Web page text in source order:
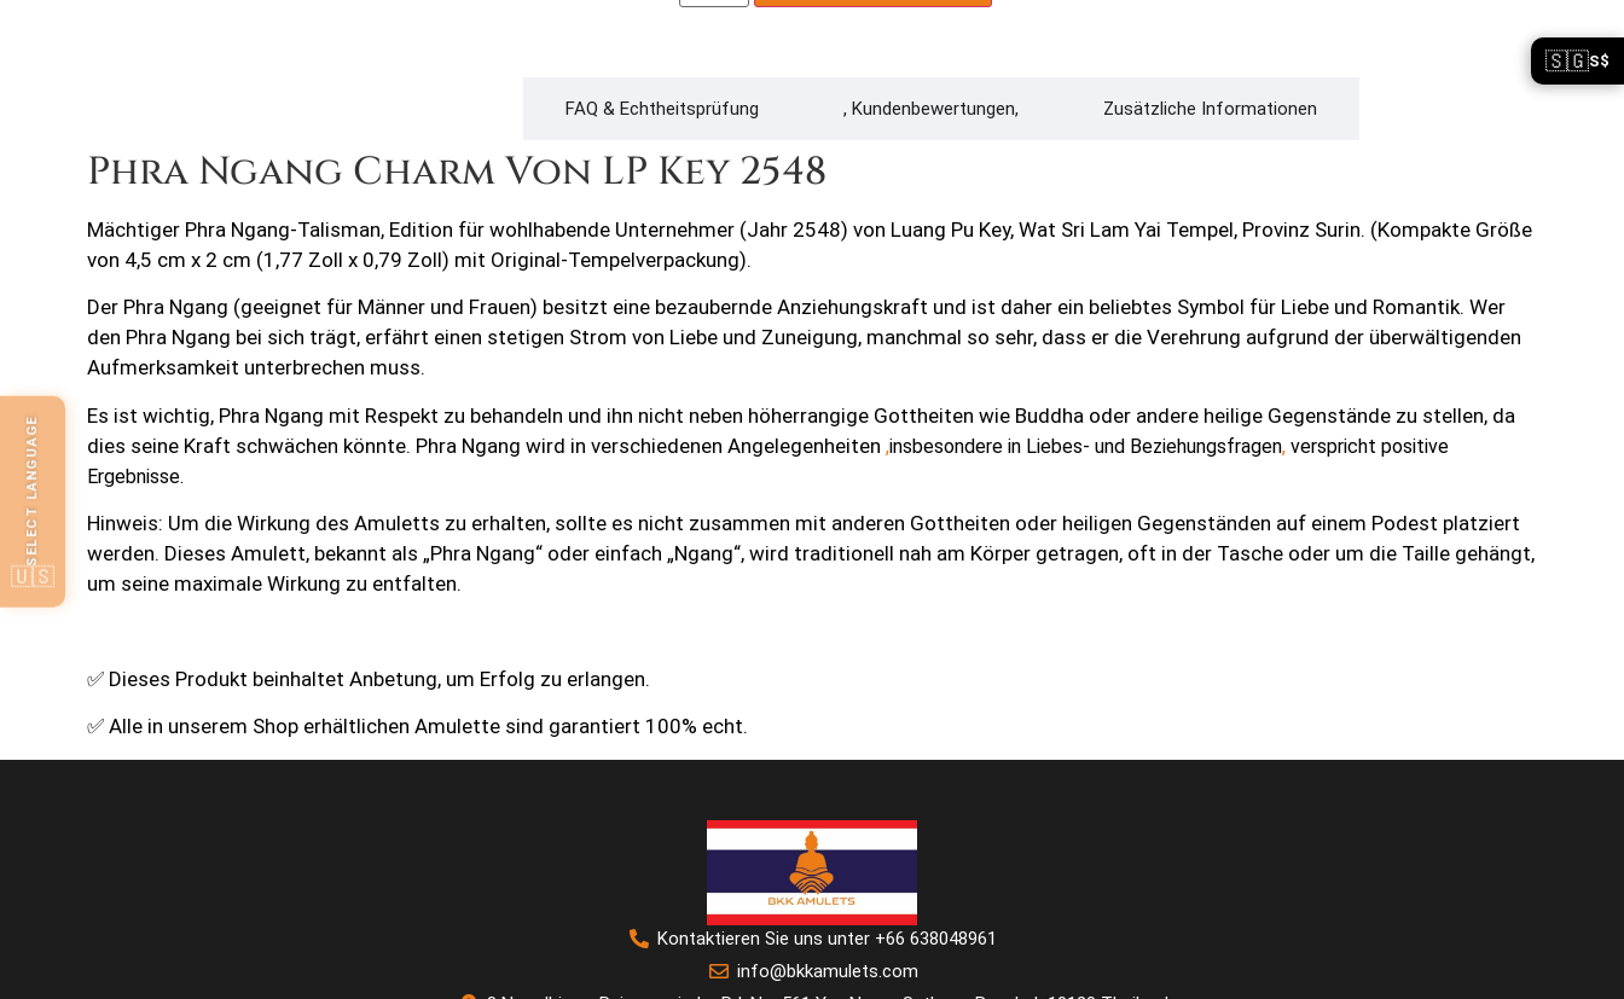
FAQ & Echtheitsprüfung , Kundenbewertungen, Zusätzliche Informationen
Phra Ngang Charm Von LP Key 2548
Mächtiger Phra Ngang-Talisman, Edition für wohlhabende Unternehmer (Jahr 2548) von Luang Pu Key, Wat Sri Lam Yai Tempel, Provinz Surin. (Kompakte Größe
von 4,5 cm x 2 cm (1,77 Zoll x 0,79 Zoll) mit Original-Tempelverpackung).
Der Phra Ngang (geeignet für Männer und Frauen) besitzt eine bezaubernde Anziehungskraft und ist daher ein beliebtes Symbol für Liebe und Romantik. Wer
den Phra Ngang bei sich trägt, erfährt einen stetigen Strom von Liebe und Zuneigung, manchmal so sehr, dass er die Verehrung aufgrund der überwältigenden
Aufmerksamkeit unterbrechen muss.
Es ist wichtig, Phra Ngang mit Respekt zu behandeln und ihn nicht neben höherrangige Gottheiten wie Buddha oder andere heilige Gegenstände zu stellen, da
dies seine Kraft schwächen könnte. Phra Ngang wird in verschiedenen Angelegenheiten ,insbesondere in Liebes- und Beziehungsfragen, verspricht positive
Ergebnisse.
Hinweis: Um die Wirkung des Amuletts zu erhalten, sollte es nicht zusammen mit anderen Gottheiten oder heiligen Gegenständen auf einem Podest platziert
werden. Dieses Amulett, bekannt als „Phra Ngang“ oder einfach „Ngang“, wird traditionell nah am Körper getragen, oft in der Tasche oder um die Taille gehängt,
um seine maximale Wirkung zu entfalten.
✅ Dieses Produkt beinhaltet Anbetung, um Erfolg zu erlangen.
✅ Alle in unserem Shop erhältlichen Amulette sind garantiert 100% echt.
Kontaktieren Sie uns unter +66 638048961
info@bkkamulets.com
SELECT LANGUAGE
🇺🇸
🇸🇬S$